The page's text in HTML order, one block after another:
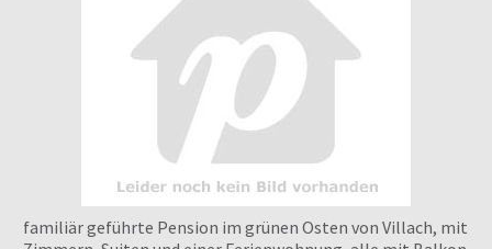
familiär geführte Pension im grünen Osten von Villach, mit